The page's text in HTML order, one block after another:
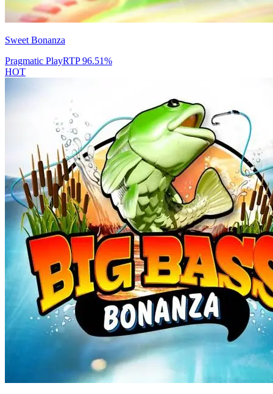
Sweet Bonanza
Pragmatic PlayRTP96.51%
HOT